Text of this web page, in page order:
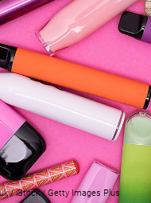
/ iStock / Getty Images Plus